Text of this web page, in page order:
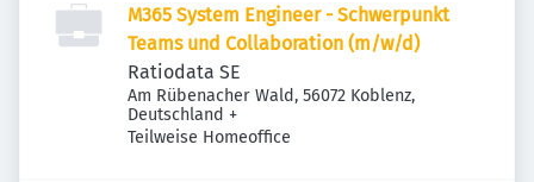
M365 System Engineer - Schwerpunkt
Teams und Collaboration (m/w/d)
Ratiodata SE
Am Rübenacher Wald, 56072 Koblenz,
Deutschland +
Teilweise Homeoffice